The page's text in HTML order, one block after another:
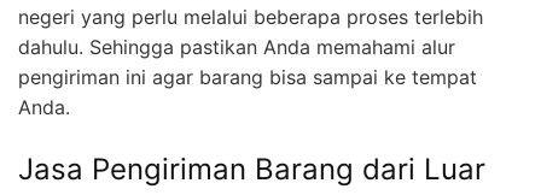
negeri yang perlu melalui beberapa proses terlebih
dahulu. Sehingga pastikan Anda memahami alur
pengiriman ini agar barang bisa sampai ke tempat
Anda.
Jasa Pengiriman Barang dari Luar